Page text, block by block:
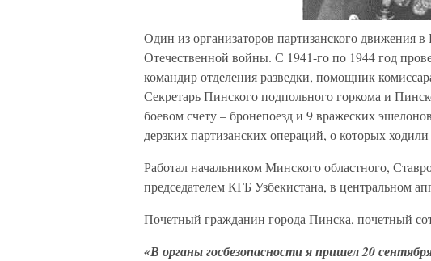
Один из организаторов партизанского движения
Отечественной войны. С 1941-го по 1944 год
командир отделения разведки, помощник
Секретарь Пинского подпольного горкома и
боевом счету – бронепоезд и 9 вражеских
дерзких партизанских операций, о которых
Работал начальником Минского областного,
председателем КГБ Узбекистана, в центральном
Почетный гражданин города Пинска, почетный
«В органы госбезопасности я пришел 20